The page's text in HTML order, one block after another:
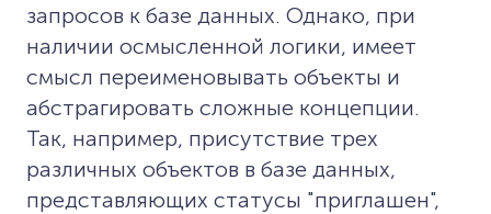
запросов к базе данных. Однако, при
наличии осмысленной логики, имеет
смысл переименовывать объекты и
абстрагировать сложные концепции.
Так, например, присутствие трех
различных объектов в базе данных,
представляющих статусы "приглашен",